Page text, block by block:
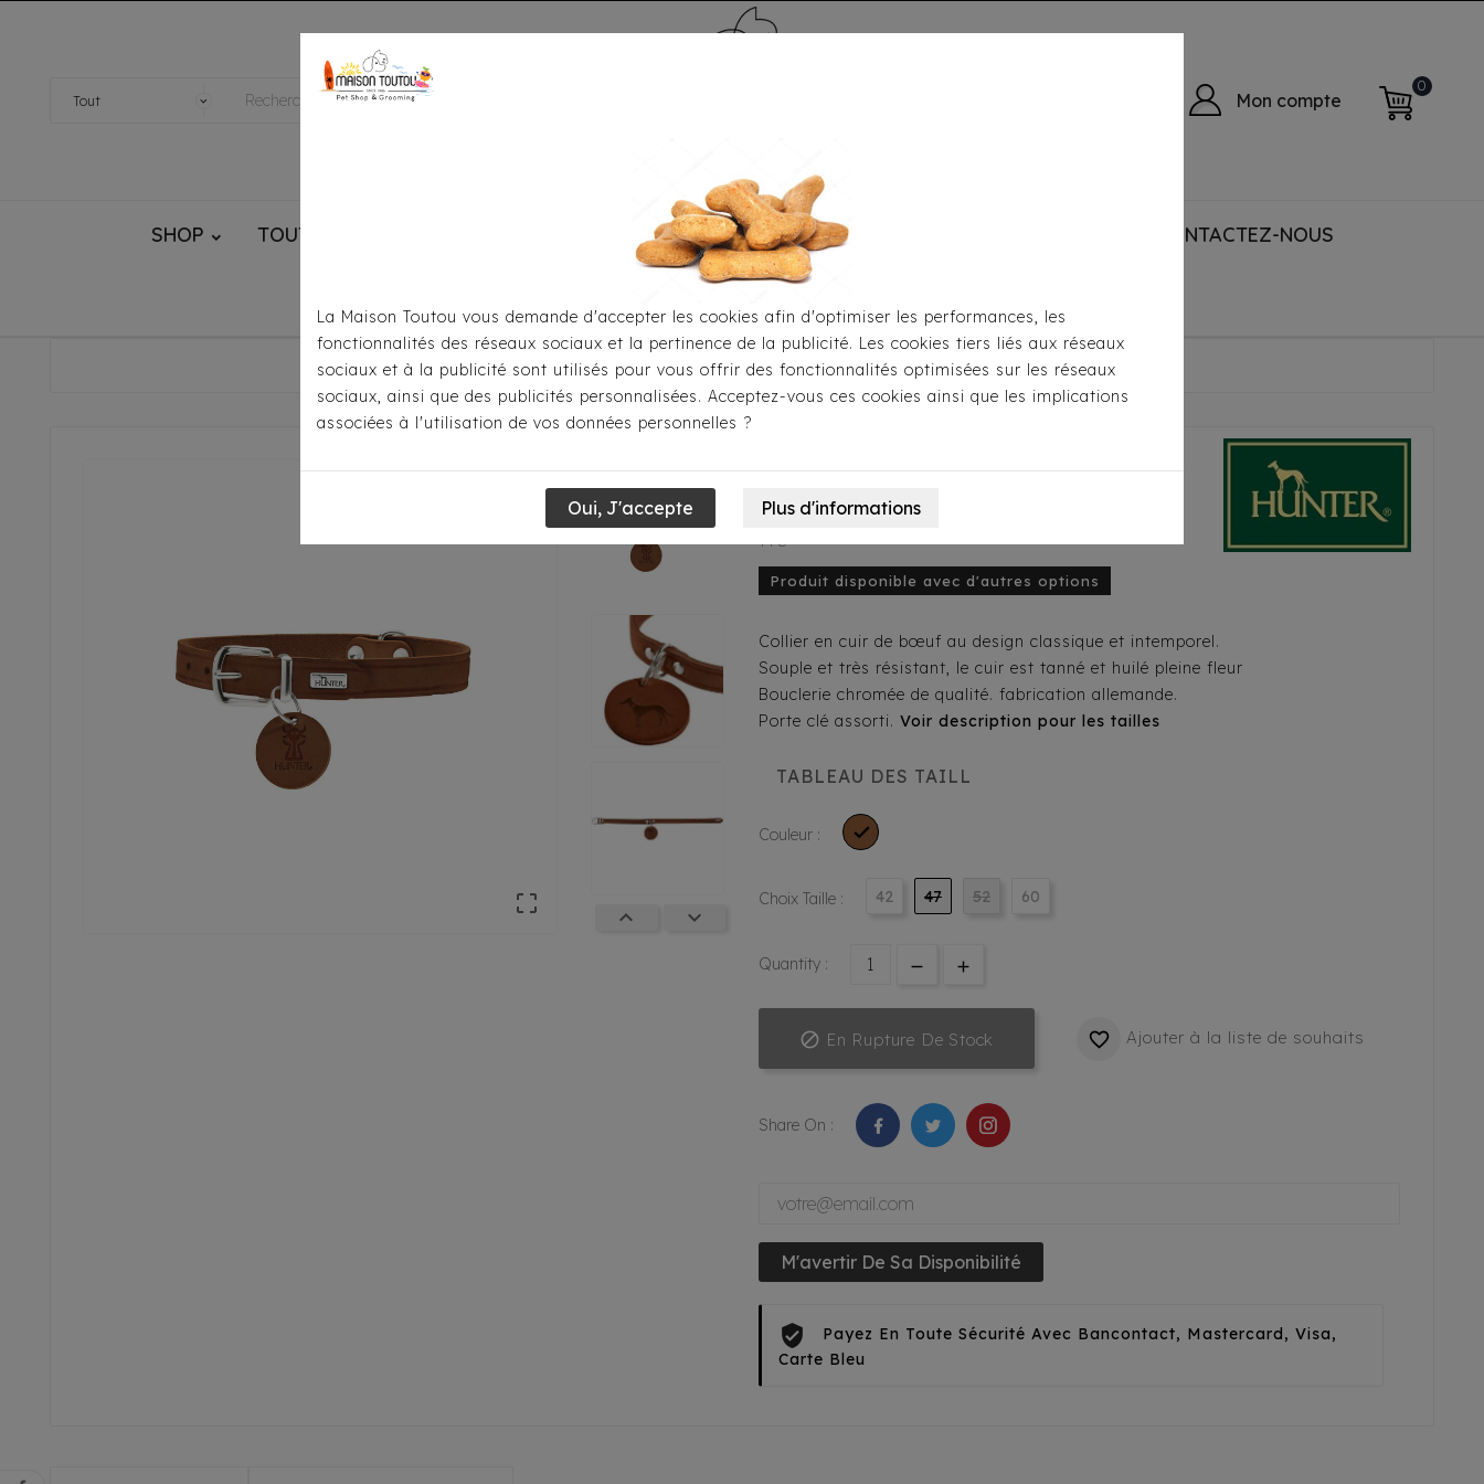
Mon compte
0
SHOP TOUTOU® HANDMADE MÉDAILLE - PET ID TAG TOILETTAGE CONTACTEZ-NOUS
Accueil Pour Les Balades Colliers Collier Hunter® - Aalborg

 
Collier Hunter® - Aalborg
18,95 €
TTC
Produit disponible avec d'autres options
Collier en cuir de bœuf au design classique et intemporel.
Souple et très résistant, le cuir est tanné et huilé pleine fleur
Bouclerie chromée de qualité. fabrication allemande.
Porte clé assorti. Voir description pour les tailles
TABLEAU DES TAILL
Couleur : 
Choix Taille : 42 47 52 60
Quantity :
 En Rupture De Stock  Ajouter à la liste de souhaits
Share On :
M'avertir De Sa Disponibilité
Payez En Toute Sécurité Avec Bancontact, Mastercard, Visa,
Carte Bleu
La Maison Toutou vous demande d'accepter les cookies afin d'optimiser les performances, les
fonctionnalités des réseaux sociaux et la pertinence de la publicité. Les cookies tiers liés aux réseaux
sociaux et à la publicité sont utilisés pour vous offrir des fonctionnalités optimisées sur les réseaux
sociaux, ainsi que des publicités personnalisées. Acceptez-vous ces cookies ainsi que les implications
associées à l'utilisation de vos données personnelles ?